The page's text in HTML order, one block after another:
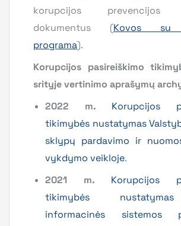
korupcijos prevencijos
dokumentus (Kovos su
programa).
Korupcijos pasireiškimo
srityje vertinimo aprašymų
2022 m.
Korupcijos
tikimybės nustatymas
sklypų pardavimo ir
vykdymo veikloje.
2021 m.
Korupcijos
tikimybės
informacinės